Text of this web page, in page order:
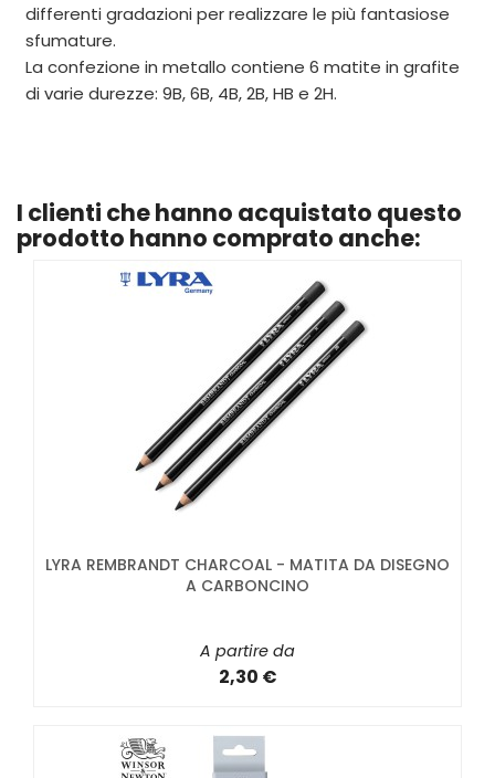
differenti gradazioni per realizzare le più fantasiose
sfumature.
La confezione in metallo contiene 6 matite in grafite
di varie durezze: 9B, 6B, 4B, 2B, HB e 2H.
I clienti che hanno acquistato questo
prodotto hanno comprato anche:
LYRA REMBRANDT CHARCOAL - MATITA DA DISEGNO
A CARBONCINO
A partire da
2,30 €